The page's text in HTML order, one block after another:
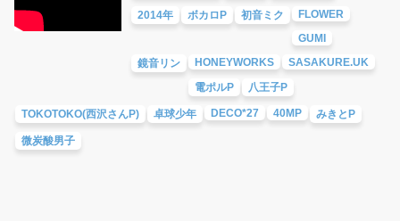
2014年 ボカロP 初音ミク
FLOWER
GUMI
鏡音リン
HONEYWORKS
SASAKURE.UK
電ポルP
八王子P
TOKOTOKO(西沢さんP) 卓球少年 DECO*27 40MP みきとP
微炭酸男子